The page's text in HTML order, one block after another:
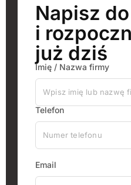
Napisz
i
już dziś
Imię / Nazwa firmy
Telefon
Email